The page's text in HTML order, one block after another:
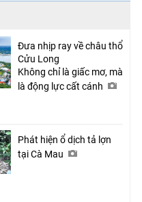
Đưa nhịp ray về châu thổ
Cửu Long
Không chỉ là giấc mơ, mà
là động lực cất cánh
Phát hiện ổ dịch tả lợn
tại Cà Mau